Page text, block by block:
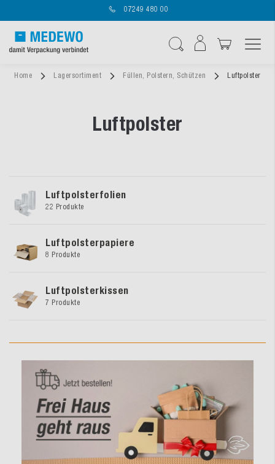
07249 480 00
Home Lagersortiment Füllen, Polstern, Schützen Luftpolster
Luftpolster
Luftpolsterfolien
22 Produkte
Luftpolsterpapiere
8 Produkte
Luftpolsterkissen
7 Produkte